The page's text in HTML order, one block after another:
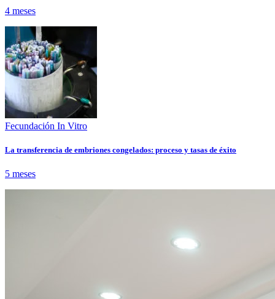
4 meses
Fecundación In Vitro
La transferencia de embriones congelados: proceso y tasas de éxito
5 meses